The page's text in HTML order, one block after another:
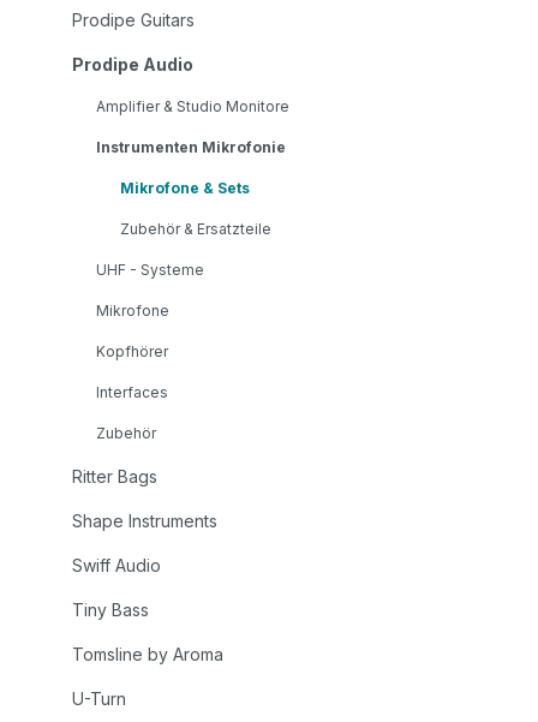
Prodipe Guitars
Prodipe Audio
Amplifier & Studio Monitore
Instrumenten Mikrofonie
Mikrofone & Sets
Zubehör & Ersatzteile
UHF - Systeme
Mikrofone
Kopfhörer
Interfaces
Zubehör
Ritter Bags
Shape Instruments
Swiff Audio
Tiny Bass
Tomsline by Aroma
U-Turn